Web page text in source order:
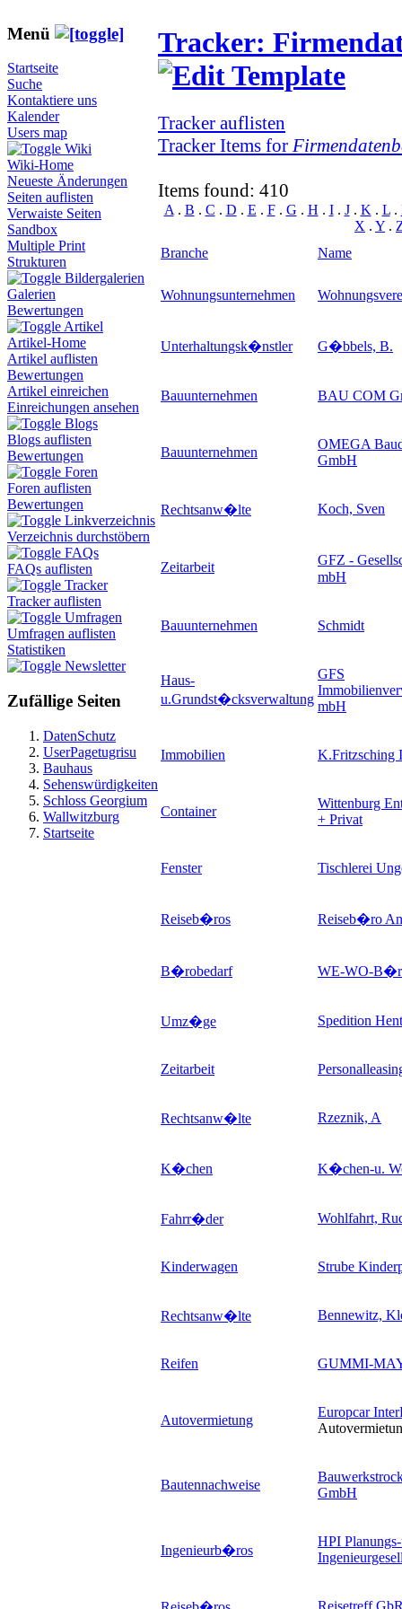
Menü
Startseite
Suche
Kontaktiere uns
Kalender
Users map
Wiki
Wiki-Home
Neueste Änderungen
Seiten auflisten
Verwaiste Seiten
Sandbox
Multiple Print
Strukturen
Bildergalerien
Galerien
Bewertungen
Artikel
Artikel-Home
Artikel auflisten
Bewertungen
Artikel einreichen
Einreichungen ansehen
Blogs
Blogs auflisten
Bewertungen
Foren
Foren auflisten
Bewertungen
Linkverzeichnis
Verzeichnis durchstöbern
FAQs
FAQs auflisten
Tracker
Tracker auflisten
Umfragen
Umfragen auflisten
Statistiken
Newsletter
Zufällige Seiten
DatenSchutz
UserPagetugrisu
Bauhaus
Sehenswürdigkeiten
Schloss Georgium
Wallwitzburg
Startseite
Tracker:
Tracker auflisten
Tracker Items for
Items found: 410
A . B . C . D . E . F. G . H . I. J. K . L.
X . Y .
Branche
Name
Wohnungsunternehmen
Unterhaltungsk�nstler G�bbels, B.
Bauunternehmen BAU COM
Bauunternehmen
OMEGA
GmbH
Rechtsanw�lte Koch, Sven
Zeitarbeit
GFZ -
mbH
Bauunternehmen Schmidt
Haus-
u.Grundst�cksverwaltung
GFS
mbH
Immobilien K.Fritzsching
Container
Wittenburg
+ Privat
Fenster Tischlerei
Reiseb�ros Reiseb�ro
B�robedarf WE-WO-
Umz�ge Spedition
Zeitarbeit
Rechtsanw�lte Rzeznik, A
K�chen K�chen-u.
Fahrr�der Wohlfahrt,
Kinderwagen Strube
Rechtsanw�lte Bennewitz,
Reifen GUMMI-
Autovermietung
Europcar
Bautennachweise
GmbH
Ingenieurb�ros
HPI
Reisetreff